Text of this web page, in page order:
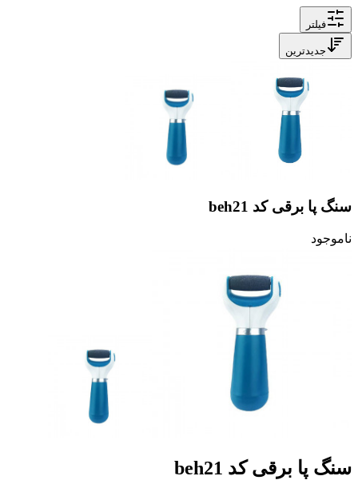
فیلتر
جدیدترین
سنگ پا برقی کد beh21
ناموجود
سنگ پا برقی کد beh21